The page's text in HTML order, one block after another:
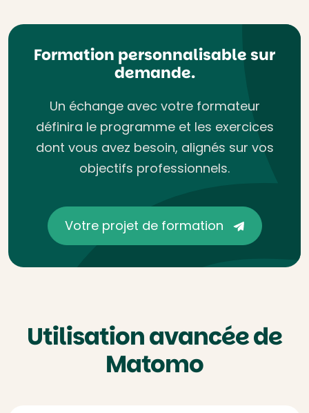
Formation personnalisable sur
demande.
Un échange avec votre formateur
définira le programme et les exercices
dont vous avez besoin, alignés sur vos
objectifs professionnels.
Votre projet de formation
Utilisation avancée de
Matomo